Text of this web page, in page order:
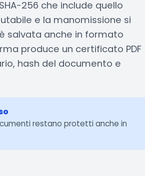
256 che include quello
e la manomissione si
salvata anche in formato
produce un certificato PDF
hash del documento e
restano protetti anche in